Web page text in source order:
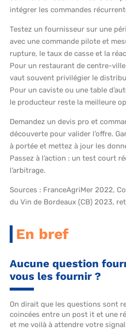
intégrer les commandes
Testez un fournisseur sur une
avec une commande pilote et
rupture, le taux de casse et la
Pour un restaurant de centre-
vaut souvent privilégier le
Pour un caviste ou une table
le producteur reste la meilleure
Demandez un devis pro et
découverte pour valider l’offre.
à portée et mettez à jour les
Passez à l’action : un test court
l’arbitrage.
Sources : FranceAgriMer 2022,
du Vin de Bordeaux (CB) 2023,
En bref
Aucune question
vous les fournir ?
On dirait que les questions sont
coincées entre un post it et une
et me voilà à attendre votre